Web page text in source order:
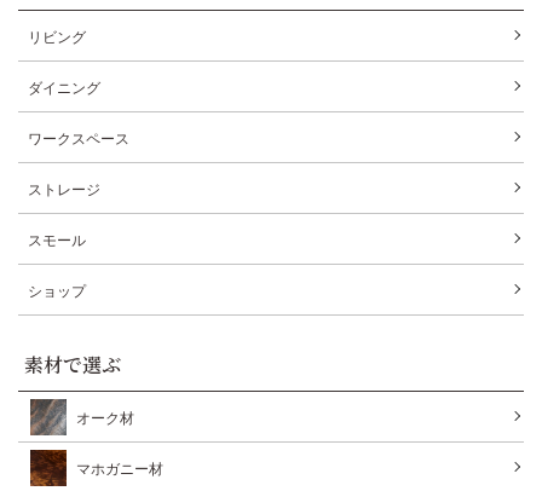
リビング
ダイニング
ワークスペース
ストレージ
スモール
ショップ
素材で選ぶ
オーク材
マホガニー材